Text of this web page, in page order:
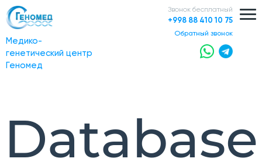
Медико-
генетический центр
Геномед
Звонок бесплатный
+998 88 410 10 75
обратный звонок
Database